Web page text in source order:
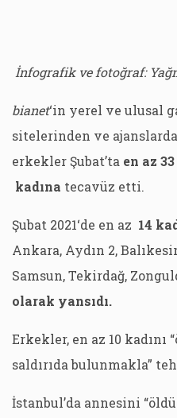
İnfografik ve fotoğraf:
bianet‘in yerel ve ulusal
sitelerinden ve
erkekler Şubat’ta en az
kadına tecavüz etti.
Şubat 2021‘de en az 14
Ankara, Aydın 2,
Samsun, Tekirdağ,
olarak yansıdı.
Erkekler, en az 10 kadını
saldırıda bulunmakla”
İstanbul’da annesini